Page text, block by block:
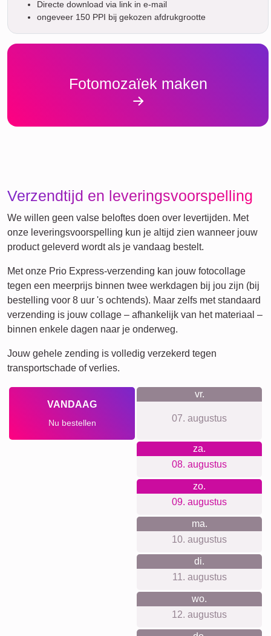
Directe download via link in e-mail
ongeveer 150 PPI bij gekozen afdrukgrootte
Fotomozaïek maken
Verzendtijd en leveringsvoorspelling
We willen geen valse beloftes doen over levertijden. Met
onze leveringsvoorspelling kun je altijd zien wanneer jouw
product geleverd wordt als je vandaag bestelt.
Met onze Prio Express-verzending kan jouw fotocollage
tegen een meerprijs binnen twee werkdagen bij jou zijn (bij
bestelling voor 8 uur 's ochtends). Maar zelfs met standaard
verzending is jouw collage – afhankelijk van het materiaal –
binnen enkele dagen naar je onderweg.
Jouw gehele zending is volledig verzekerd tegen
transportschade of verlies.
VANDAAG
Nu bestellen
vr.
07. augustus
za.
08. augustus
zo.
09. augustus
ma.
10. augustus
di.
11. augustus
wo.
12. augustus